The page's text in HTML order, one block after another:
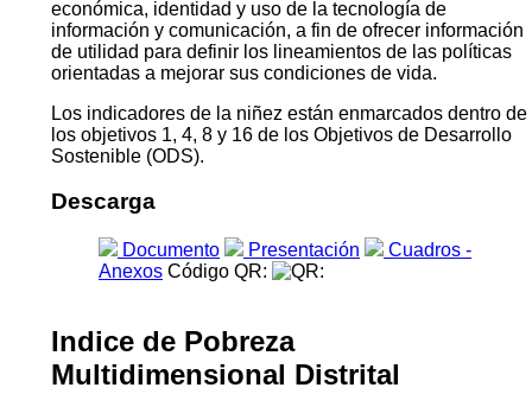
económica, identidad y uso de la tecnología de
información y comunicación, a fin de ofrecer información
de utilidad para definir los lineamientos de las políticas
orientadas a mejorar sus condiciones de vida.
Los indicadores de la niñez están enmarcados dentro de
los objetivos 1, 4, 8 y 16 de los Objetivos de Desarrollo
Sostenible (ODS).
Descarga
Documento Presentación
Cuadros -
Anexos Código QR:
Indice de Pobreza
Multidimensional Distrital